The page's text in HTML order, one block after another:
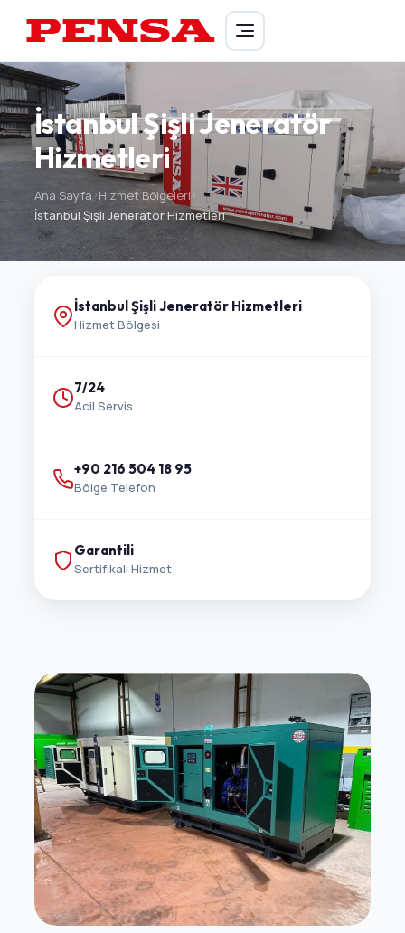
PENSA Generator
İstanbul Şişli Jeneratör
Hizmetleri
Ana Sayfa >Hizmet Bölgeleri
İstanbul Şişli Jeneratör Hizmetleri
İstanbul Şişli Jeneratör Hizmetleri
Hizmet Bölgesi
7/24
Acil Servis
+90 216 504 18 95
Bölge Telefon
Garantili
Sertifikalı Hizmet